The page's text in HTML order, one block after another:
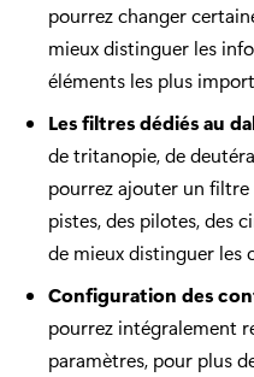
pourrez changer
mieux distinguer les
éléments les plus
Les filtres dédiés au
de tritanopie, de
pourrez ajouter un filtre
pistes, des pilotes, des
de mieux distinguer les
Configuration des
pourrez intégralement
paramètres, pour plus